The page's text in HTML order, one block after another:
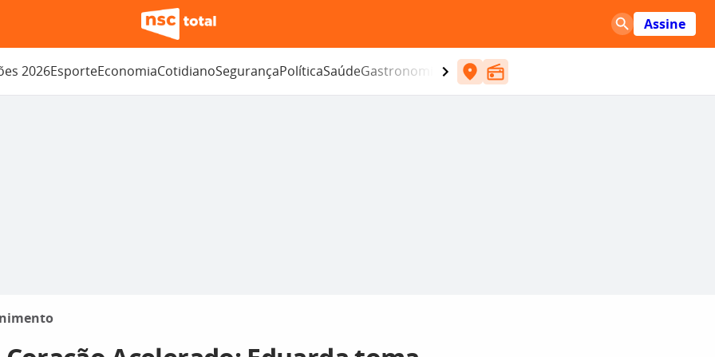
Assine
2026EsporteEconomiaCotidianoSegurançaPolíticaSaúdeGastronomia Entretenimento